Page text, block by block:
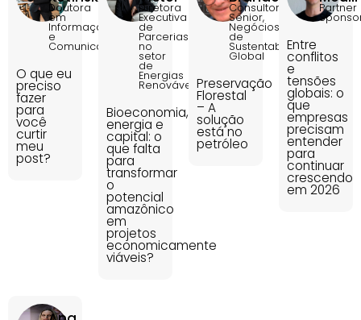
Doutora
em
Informação
e
Comunicação
O que eu
preciso
fazer
para
você
curtir
meu
post?
Diretora
Executiva
de
Parcerias
no
setor
de
Energias
Renováveis
Bioeconomia,
energia e
capital: o
que falta
para
transformar
o
potencial
amazônico
em
projetos
economicamente
viáveis?
Consultor
Sênior,
Negócios
de
Sustentabilidade
Global
Preservação
Florestal
– A
solução
está no
petróleo
Partner
Entre
conflitos
e
tensões
globais: o
que
empresas
precisam
entender
para
continuar
crescendo
em 2026